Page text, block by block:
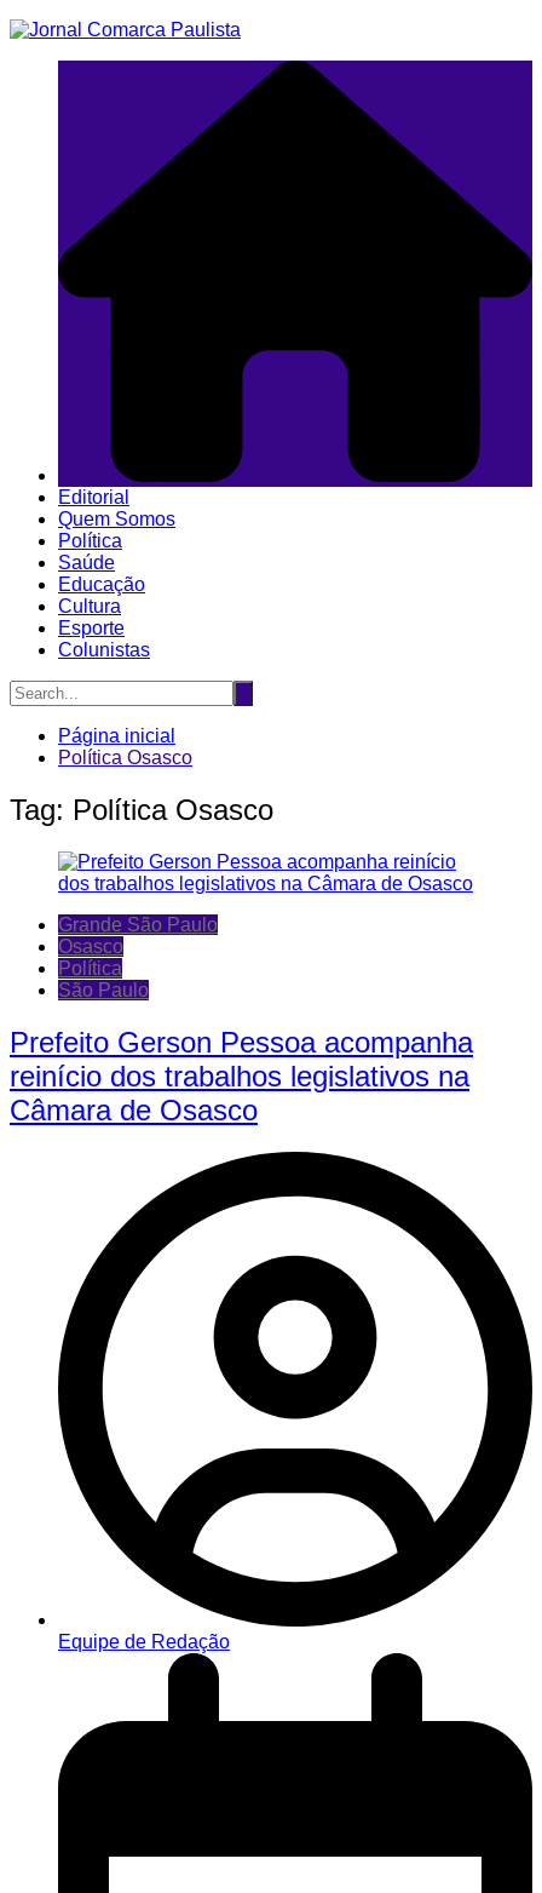
Ir
Editorial
Quem Somos
Política
Saúde
Educação
Cultura
Esporte
Colunistas
Página inicial
Política Osasco
Tag: Política Osasco
Grande São Paulo
Osasco
Política
São Paulo
Prefeito Gerson Pessoa acompanha
reinício dos trabalhos legislativos na
Câmara de Osasco
Equipe de Redação